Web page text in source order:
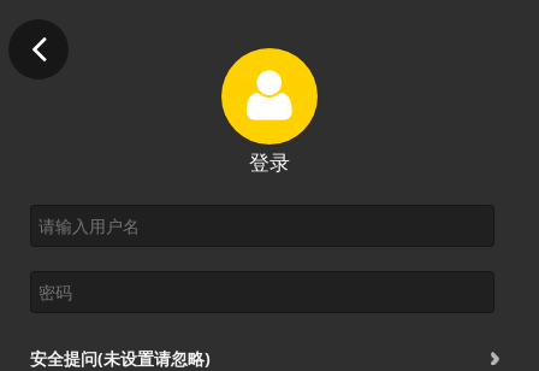
登录
安全提问(未设置请忽略)